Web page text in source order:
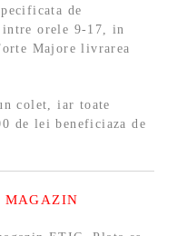
de
intre orele 9-17, in
Majore livrarea
colet, iar toate
de lei beneficiaza de
MAGAZIN